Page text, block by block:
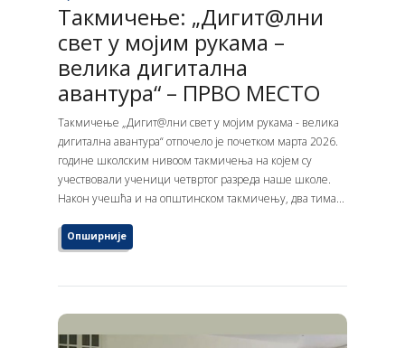
Такмичење: „Дигит@лни
свет у мојим рукама –
велика дигитална
авантура“ – ПРВО МЕСТО
Такмичење „Дигит@лни свет у мојим рукама - велика
дигитална авантура“ отпочело је почетком марта 2026.
године школским нивоом такмичења на којем су
учествовали ученици четвртог разреда наше школе.
Након учешћа и на општинском такмичењу, два тима...
Опширније